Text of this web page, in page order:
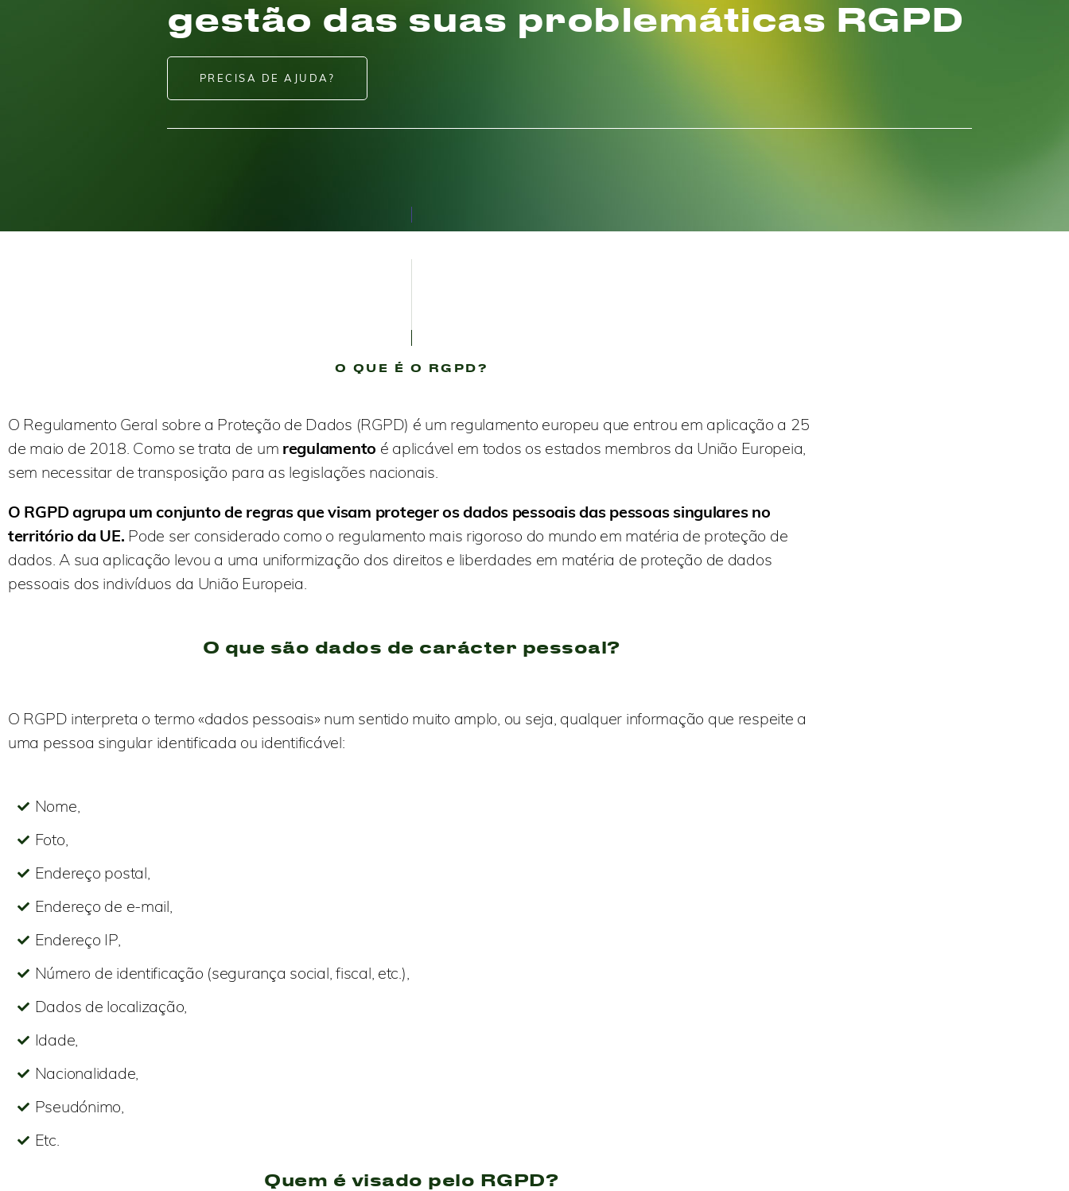
gestão das suas problemáticas RGPD
PRECISA DE AJUDA?
O QUE É O RGPD?
O Regulamento Geral sobre a Proteção de Dados (RGPD) é um regulamento europeu que entrou em aplicação a 25
de maio de 2018. Como se trata de um regulamento é aplicável em todos os estados membros da União Europeia,
sem necessitar de transposição para as legislações nacionais.
O RGPD agrupa um conjunto de regras que visam proteger os dados pessoais das pessoas singulares no
território da UE. Pode ser considerado como o regulamento mais rigoroso do mundo em matéria de proteção de
dados. A sua aplicação levou a uma uniformização dos direitos e liberdades em matéria de proteção de dados
pessoais dos indivíduos da União Europeia.
O que são dados de carácter pessoal?
O RGPD interpreta o termo «dados pessoais» num sentido muito amplo, ou seja, qualquer informação que respeite a
uma pessoa singular identificada ou identificável:
Nome,
Foto,
Endereço postal,
Endereço de e-mail,
Endereço IP,
Número de identificação (segurança social, fiscal, etc.),
Dados de localização,
Idade,
Nacionalidade,
Pseudónimo,
Etc.
Quem é visado pelo RGPD?